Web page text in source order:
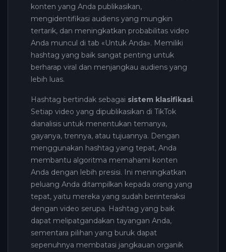
konten yang Anda publikasikan,
mengidentifikasi audiens yang mungkin
tertarik, dan meningkatkan probabilitas video
Anda muncul di tab «Untuk Anda». Memiliki
hashtag yang baik sangat penting untuk
berharap viral dan menjangkau audiens yang
lebih luas.
Hashtag bertindak sebagai sistem klasifikasi.
Setiap video yang dipublikasikan di TikTok
dianalisis untuk menentukan temanya,
gayanya, trennya, atau tujuannya. Dengan
menggunakan hashtag yang tepat, Anda
membantu algoritma memahami konten
Anda dengan lebih presisi. Ini meningkatkan
peluang Anda ditampilkan kepada orang yang
tepat, yaitu mereka yang sudah berinteraksi
dengan video serupa. Hashtag yang baik
dapat melipatgandakan tayangan Anda,
sementara pilihan yang buruk dapat
sepenuhnya membatasi jangkauan organik